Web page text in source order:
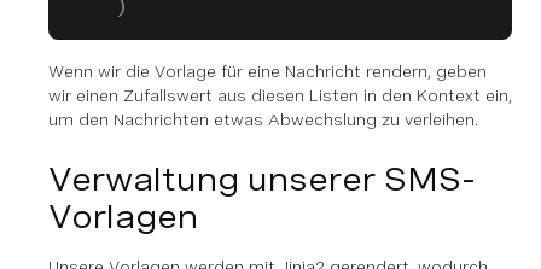
    )
Wenn wir die Vorlage für eine Nachricht rendern, geben
wir einen Zufallswert aus diesen Listen in den Kontext ein,
um den Nachrichten etwas Abwechslung zu verleihen.
Verwaltung unserer SMS-
Vorlagen